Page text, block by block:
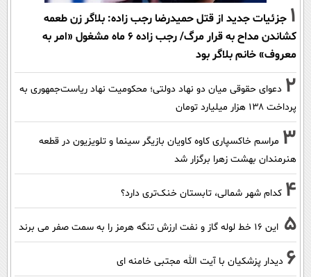
1 جزئیات جدید از قتل حمیدرضا رجب زاده: بلاگر زن طعمه
کشاندن مداح به قرار مرگ/ رجب زاده 6 ماه مشغول «امر به
معروف» خانم بلاگر بود
2 دعوای حقوقی میان دو نهاد دولتی؛ محکومیت نهاد ریاست‌جمهوری به
پرداخت ۱۳۸ هزار میلیارد تومان
3 مراسم خاکسپاری کاوه کاویان بازیگر سینما و تلویزیون در قطعه
هنرمندان بهشت زهرا برگزار شد
4 کدام شهر شمالی، تابستان خنک‌تری دارد؟
5 این 16 خط لوله گاز و نفت ارزش تنگه هرمز را به سمت صفر می برند
6 دیدار پزشکیان با آیت الله مجتبی خامنه ای